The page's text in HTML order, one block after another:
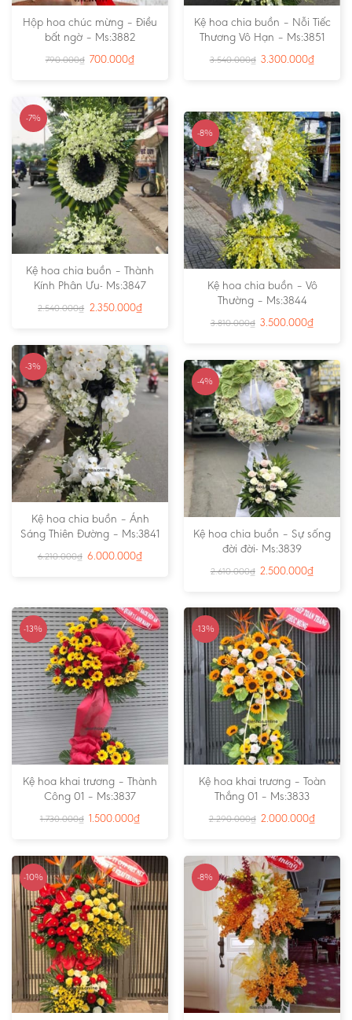
Hộp hoa chúc mừng – Điều
bất ngờ – Ms:3882
790.000₫ 700.000₫
Kệ hoa chia buồn – Nỗi Tiếc
Thương Vô Hạn – Ms:3851
3.540.000₫ 3.300.000₫
-7%
Kệ hoa chia buồn – Thành
Kính Phân Ưu- Ms:3847
2.540.000₫ 2.350.000₫
-8%
Kệ hoa chia buồn – Vô
Thường – Ms:3844
3.810.000₫ 3.500.000₫
-3%
Kệ hoa chia buồn – Ánh
Sáng Thiên Đường – Ms:3841
6.210.000₫ 6.000.000₫
-4%
Kệ hoa chia buồn – Sự sống
đời đời- Ms:3839
2.610.000₫ 2.500.000₫
-13%
Kệ hoa khai trương – Thành
Công 01 – Ms:3837
1.730.000₫ 1.500.000₫
-13%
Kệ hoa khai trương – Toàn
Thắng 01 – Ms:3833
2.290.000₫ 2.000.000₫
-10% -8%